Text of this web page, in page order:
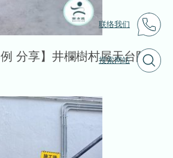
联络我们
搜索网站
例 分享】井欄樹村屋天台防水